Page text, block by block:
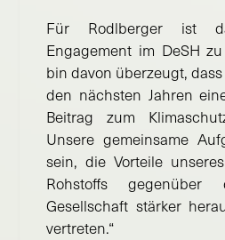
Für Rodlberger ist
Engagement im DeSH
bin davon überzeugt,
den nächsten Jahren
Beitrag zum
Unsere gemeinsame
sein, die Vorteile
Rohstoffs
Gesellschaft stärker
vertreten.“